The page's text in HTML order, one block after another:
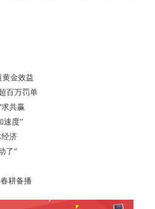
黄金效益
百万罚单
共赢
速度”
经济
了”
耕备播